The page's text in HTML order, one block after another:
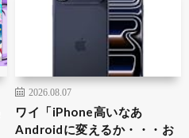
2026.08.07
ワイ「iPhone高いなあ
Androidに変えるか・・・お